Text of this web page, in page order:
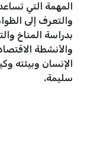
المهمة التي
والتعرف إلى
بدراسة المناخ
والأنشطة
الإنسان وبيئته
سليمة.